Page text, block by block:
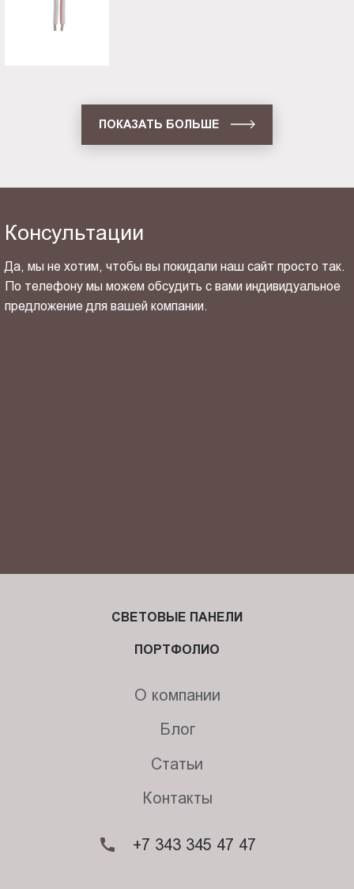
ПОКАЗАТЬ БОЛЬШЕ
Консультации
Да, мы не хотим, чтобы вы покидали наш сайт просто так.
По телефону мы можем обсудить с вами индивидуальное
предложение для вашей компании.
ОТПРАВИТЬ СВОЙ КОНТАКТ
СВЕТОВЫЕ ПАНЕЛИ
ПОРТФОЛИО
О компании
Блог
Статьи
Контакты
+7 343 345 47 47